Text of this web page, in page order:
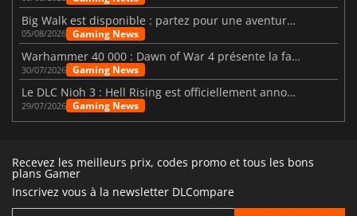
Big Walk est disponible : partez pour une aventure entre amis
05/08/2026 Gaming News
Warhammer 40 000 : Dawn of War 4 présente la faction des Nécrons
30/07/2026 Gaming News
Le DLC Nioh 3 : Hell Rising est officiellement annoncé
29/07/2026 Gaming News
Recevez les meilleurs prix, codes promo et tous les bons
plans Gamer
Inscrivez vous à la newsletter DLCompare